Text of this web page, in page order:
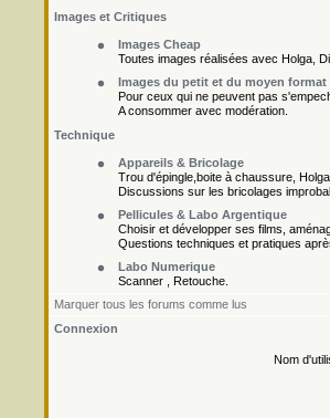
Images et Critiques
Images Cheap
Toutes images réalisées avec Holga,
Images du petit et du moyen format
Pour ceux qui ne peuvent pas
A consommer avec modération.
Technique
Appareils & Bricolage
Trou d'épingle,boite à chaussure,
Discussions sur les bricolages
Pellicules & Labo Argentique
Choisir et développer ses films,
Questions techniques et pratiques
Labo Numerique
Scanner , Retouche.
Marquer tous les forums comme lus
Connexion
Nom